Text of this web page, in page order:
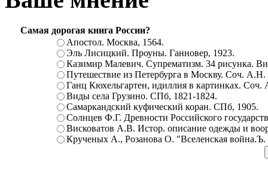
Самая дорогая книга России?
Апостол. Москва, 1564.
Эль Лисицкий. Проуны. Ганновер, 1923.
Казимир Малевич. Супрематизм. 34 рисунка.
Путешествие из Петербурга в Москву. Соч.
Ганц Кюхельгартен, идиллия в картинках.
Виды села Грузино. СПб, 1821-1824.
Самаркандский куфический коран. СПб, 1905.
Солнцев Ф.Г. Древности Российского
Висковатов А.В. Истор. описание одежды и
Крученых А., Розанова О. "Вселенская